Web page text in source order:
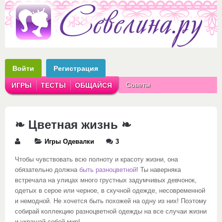
Войти Регистрация
ИГРЫ ТЕСТЫ ОБЩАЙСЯ Советы
❧ Цветная жизнь ❧
Игры Одевалки 3
Чтобы чувствовать всю полноту и красоту жизни, она
обязательно должна быть разноцветной! Ты наверняка
встречала на улицах много грустных задумчивых девчонок,
одетых в серое или черное, в скучной одежде, несовременной
и немодной. Не хочется быть похожей на одну из них! Поэтому
собирай коллекцию разноцветной одежды на все случаи жизни